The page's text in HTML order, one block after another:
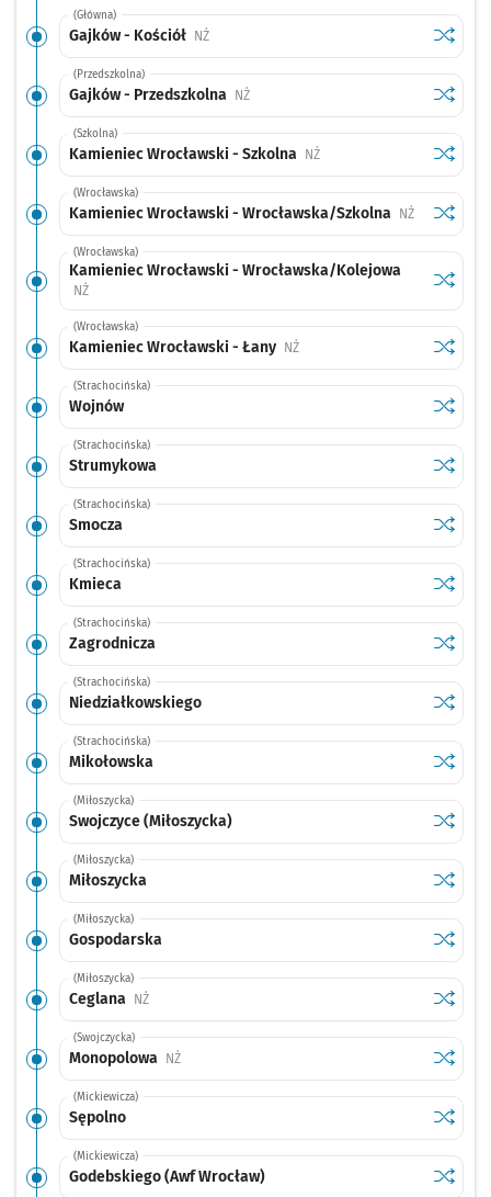
(Główna)
Gajków - Kościół NŻPrzystanek na życzenie
(Przedszkolna)
Gajków - Przedszkolna NŻPrzystanek na życzenie
(Szkolna)
Kamieniec Wrocławski - Szkolna NŻPrzystanek na życzenie
(Wrocławska)
Kamieniec Wrocławski - Wrocławska/Szkolna NŻPrzystanek
(Wrocławska)
Kamieniec Wrocławski - Wrocławska/Kolejowa
NŻPrzystanek na życzenie
(Wrocławska)
Kamieniec Wrocławski - Łany NŻPrzystanek na życzenie
(Strachocińska)
Wojnów
(Strachocińska)
Strumykowa
(Strachocińska)
Smocza
(Strachocińska)
Kmieca
(Strachocińska)
Zagrodnicza
(Strachocińska)
Niedziałkowskiego
(Strachocińska)
Mikołowska
(Miłoszycka)
Swojczyce (Miłoszycka)
(Miłoszycka)
Miłoszycka
(Miłoszycka)
Gospodarska
(Miłoszycka)
Ceglana NŻPrzystanek na życzenie
(Swojczycka)
Monopolowa NŻPrzystanek na życzenie
(Mickiewicza)
Sępolno
(Mickiewicza)
Godebskiego (Awf Wrocław)